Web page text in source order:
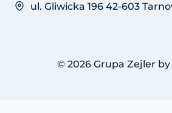
ul. Gliwicka 196 42-603
© 2026 Grupa Zejler by